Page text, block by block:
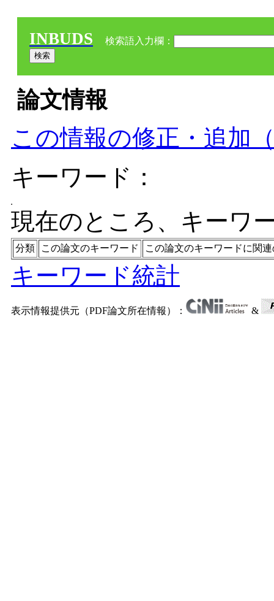
INBUDS 検索語入力欄：
論文情報
この情報の修正・追加
キーワード：
現在のところ、キーワ
分類 この論文のキーワード この論文のキーワードに関
キーワード統計
表示情報提供元（PDF論文所在情報）： &